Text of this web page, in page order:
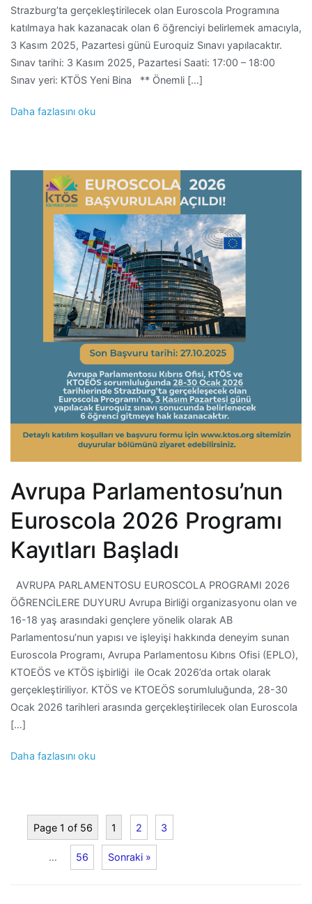
Strazburg’ta gerçekleştirilecek olan Euroscola Programına
katılmaya hak kazanacak olan 6 öğrenciyi belirlemek amacıyla,
3 Kasım 2025, Pazartesi günü Euroquiz Sınavı yapılacaktır.
Sınav tarihi: 3 Kasım 2025, Pazartesi Saati: 17:00 – 18:00
Sınav yeri: KTÖS Yeni Bina ** Önemli […]
Daha fazlasını oku
Avrupa Parlamentosu’nun
Euroscola 2026 Programı
Kayıtları Başladı
AVRUPA PARLAMENTOSU EUROSCOLA PROGRAMI 2026
ÖĞRENCİLERE DUYURU Avrupa Birliği organizasyonu olan ve
16-18 yaş arasındaki gençlere yönelik olarak AB
Parlamentosu’nun yapısı ve işleyişi hakkında deneyim sunan
Euroscola Programı, Avrupa Parlamentosu Kıbrıs Ofisi (EPLO),
KTOEÖS ve KTÖS işbirliği ile Ocak 2026’da ortak olarak
gerçekleştiriliyor. KTÖS ve KTOEÖS sorumluluğunda, 28-30
Ocak 2026 tarihleri arasında gerçekleştirilecek olan Euroscola
[…]
Daha fazlasını oku
Page 1 of 56 1 2 3
… 56 Sonraki »